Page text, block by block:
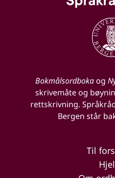
Bokmålsordbokaog
skrivemåte og
rettskrivning.
Bergen står
Til